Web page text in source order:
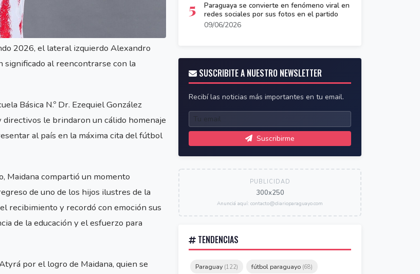
2026, el lateral izquierdo Alexandro
significado al reencontrarse con la
Básica N.º Dr. Ezequiel González
directivos le brindaron un cálido homenaje
al país en la máxima cita del fútbol
Maidana compartió un momento
de uno de los hijos ilustres de la
recibimiento y recordó con emoción sus
de la educación y el esfuerzo para
por el logro de Maidana, quien se
5
Paraguaya se convierte en fenómeno viral en
redes sociales por sus fotos en el partido
09/06/2026
SUSCRIBITE A NUESTRO NEWSLETTER
Recibí las noticias más importantes en tu email.
Suscribirme
PUBLICIDAD
300x250
Anunciá aquí: contacto@diarioparaguayo.com
TENDENCIAS
Paraguay (122) fútbol paraguayo (68)